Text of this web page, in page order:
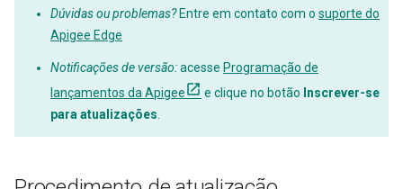
Dúvidas ou problemas?Entre em contato com o suporte do
Apigee Edge
Notificações de versão:acesse Programação de
lançamentos da Apigee
e clique no botão Inscrever-se
para atualizações